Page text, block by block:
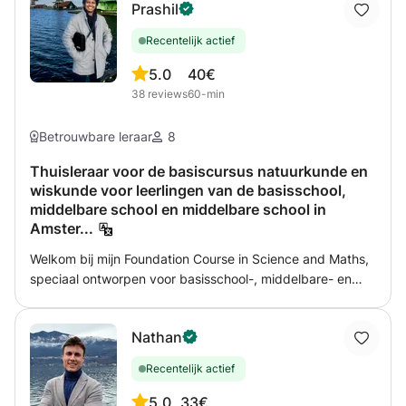
Internationale schoolPrashil
Recentelijk actief
5.0
38 reviews
40€
60-min
Betrouwbare leraar 8
Thuisleraar voor de basiscursus natuurkunde en
wiskunde voor leerlingen van de basisschool,
middelbare school en middelbare school in
Amster...
Welkom bij mijn Foundation Course in Science and Maths,
speciaal ontworpen voor basisschool-, middelbare- en
cruciale vakken, zodat leerlingen academisch uitblinken
en een oprechte liefde voor leren ontwikkelen. Mijn
onderwijsaanpak is gericht op het leuk en boeiend maken
van leren. Ik integreer interactieve activiteiten en
Nathan
Recentelijk actief
5.0 33€